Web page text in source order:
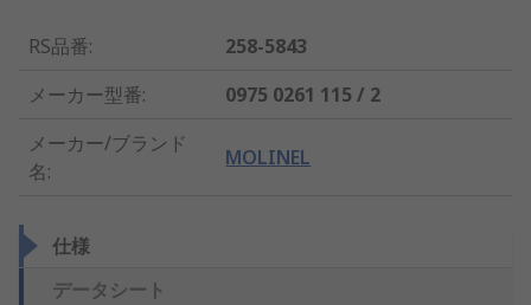
RS品番:
258-5843
メーカー型番:
0975 0261 115 / 2
メーカー/ブランド
名:
MOLINEL
仕様
データシート